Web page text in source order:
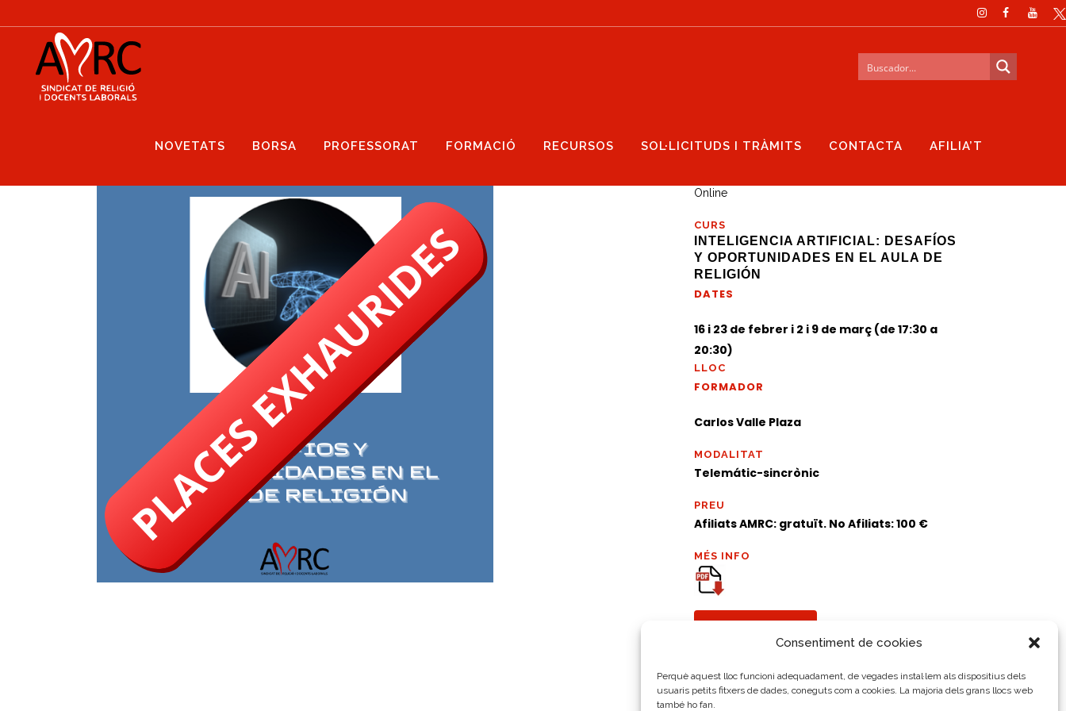
Consentiment de cookies
Perquè aquest lloc funcioni adequadament, de vegades instal·lem als dispositius dels
usuaris petits fitxers de dades, coneguts com a cookies. La majoria dels grans llocs web
també ho fan.
NOVETATS BORSA PROFESSORAT FORMACIÓ RECURSOS SOL·LICITUDS I TRÀMITS CONTACTA AFILIA’T
Online
CURS
INTELIGENCIA ARTIFICIAL: DESAFÍOS
Y OPORTUNIDADES EN EL AULA DE
RELIGIÓN
DATES
16 i 23 de febrer i 2 i 9 de març (de 17:30 a
20:30)
LLOC
FORMADOR
Carlos Valle Plaza
MODALITAT
Telemátic-sincrònic
PREU
Afiliats AMRC: gratuït. No Afiliats: 100 €
MÉS INFO